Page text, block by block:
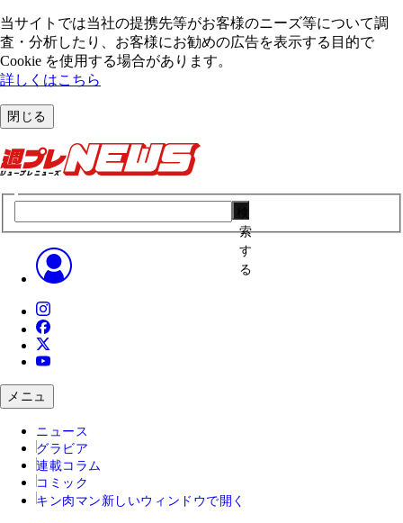
当サイトでは当社の提携先等がお客様のニーズ等について調
査・分析したり、お客様にお勧めの広告を表⽰する⽬的で
Cookie を使⽤する場合があります。
詳しくはこちら
閉じる
索
す
る
メニュ
ニュース
グラビア
連載コラム
コミック
キン肉マン 新しいウィンドウで開く